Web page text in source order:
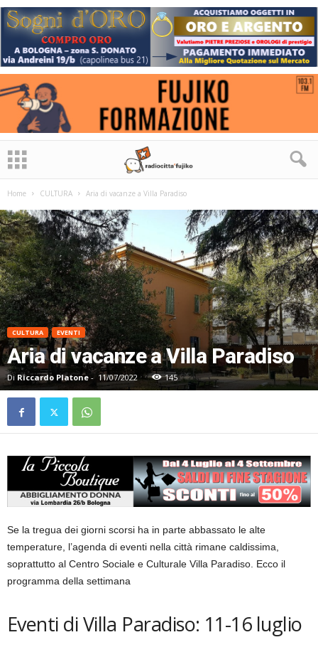
Home CULTURA Aria di vacanze a Villa Paradiso
CULTURA EVENTI
Aria di vacanze a Villa Paradiso
Di Riccardo Platone - 11/07/2022 145
Se la tregua dei giorni scorsi ha in parte abbassato le alte
temperature, l’agenda di eventi nella città rimane caldissima,
soprattutto al Centro Sociale e Culturale Villa Paradiso. Ecco il
programma della settimana
Eventi di Villa Paradiso: 11-16 luglio